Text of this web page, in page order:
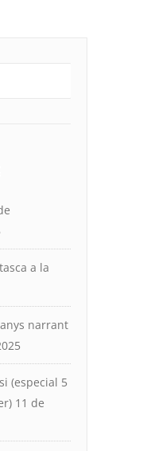
a la
narrant
(especial 5
11 de